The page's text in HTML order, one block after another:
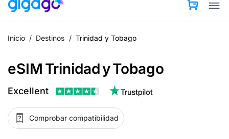
Inicio / Destinos / Trinidad y Tobago
eSIM Trinidad y Tobago
Excellent
Comprobar compatibilidad